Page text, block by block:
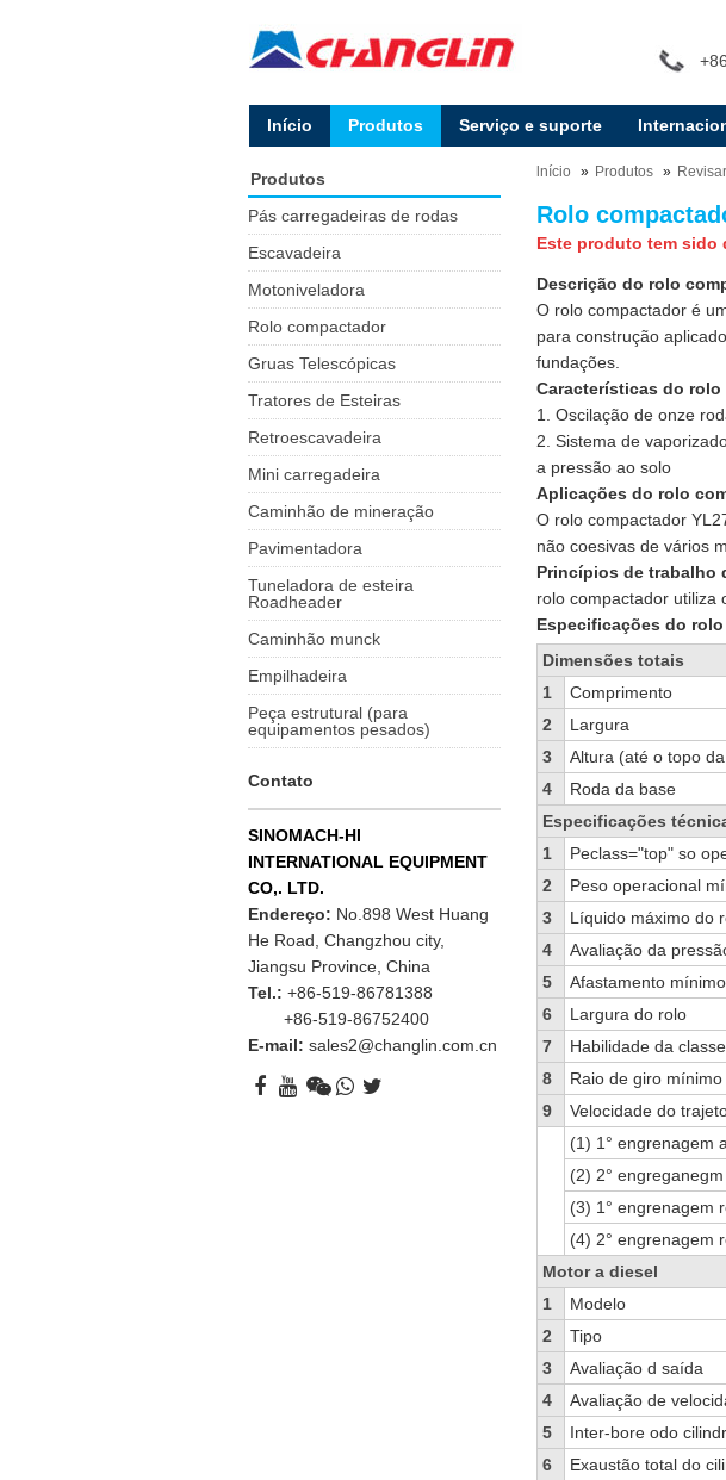
lnício Produtos Serviço e suporte
lnício Produtos Revisar
Rolo
Este produto tem
Descrição do rolo
O rolo compactador é
para construção
fundações.
Características do rolo
1. Oscilação de onze
2. Sistema de
a pressão ao solo
Aplicações do rolo
O rolo compactador
não coesivas de vários
Princípios de trabalho
rolo compactador utiliza
Especificações do
Dimensões totais
1
Comprimento
2
Largura
3
Altura (até o topo
4
Roda da base
Especificações
1
Peclass="top" so
2
Peso operacional
3
Líquido máximo do
4
Avaliação da
5
Afastamento
6
Largura do rolo
7
Habilidade da classe
8
Raio de giro
9
Velocidade do
(1) 1° engrenagem
(2) 2°
(3) 1° engrenagem
(4) 2° engrenagem
Motor a diesel
1
Modelo
2
Tipo
3
Avaliação d saída
4
Avaliação de
5
Inter-bore odo
6
Exaustão total do
Produtos
Pás carregadeiras de rodas
Escavadeira
Motoniveladora
Rolo compactador
Gruas Telescópicas
Tratores de Esteiras
Retroescavadeira
Mini carregadeira
Caminhão de mineração
Pavimentadora
Tuneladora de esteira
Roadheader
Caminhão munck
Empilhadeira
Peça estrutural (para
equipamentos pesados)
Contato
SINOMACH-HI
INTERNATIONAL EQUIPMENT
CO,. LTD.
Endereço: No.898 West Huang
He Road, Changzhou city,
Jiangsu Province, China
Tel.: +86-519-86781388
+86-519-86752400
E-mail:sales2@changlin.com.cn